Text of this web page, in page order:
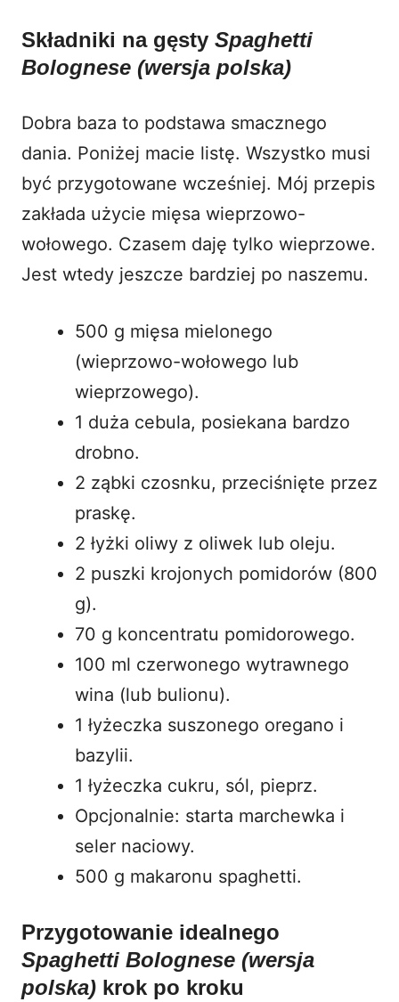
Składniki na gęsty Spaghetti
Bolognese (wersja polska)
Dobra baza to podstawa smacznego
dania. Poniżej macie listę. Wszystko musi
być przygotowane wcześniej. Mój przepis
zakłada użycie mięsa wieprzowo-
wołowego. Czasem daję tylko wieprzowe.
Jest wtedy jeszcze bardziej po naszemu.
500 g mięsa mielonego
(wieprzowo-wołowego lub
wieprzowego).
1 duża cebula, posiekana bardzo
drobno.
2 ząbki czosnku, przeciśnięte przez
praskę.
2 łyżki oliwy z oliwek lub oleju.
2 puszki krojonych pomidorów (800
g).
70 g koncentratu pomidorowego.
100 ml czerwonego wytrawnego
wina (lub bulionu).
1 łyżeczka suszonego oregano i
bazylii.
1 łyżeczka cukru, sól, pieprz.
Opcjonalnie: starta marchewka i
seler naciowy.
500 g makaronu spaghetti.
Przygotowanie idealnego
Spaghetti Bolognese (wersja
polska) krok po kroku